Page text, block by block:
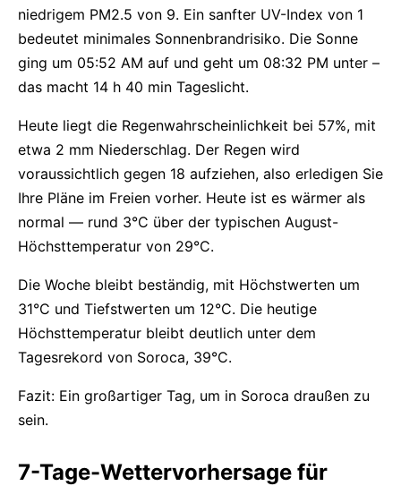
niedrigem PM2.5 von 9. Ein sanfter UV-Index von 1
bedeutet minimales Sonnenbrandrisiko. Die Sonne
ging um 05:52 AM auf und geht um 08:32 PM unter –
das macht 14 h 40 min Tageslicht.
Heute liegt die Regenwahrscheinlichkeit bei 57%, mit
etwa 2 mm Niederschlag. Der Regen wird
voraussichtlich gegen 18 aufziehen, also erledigen Sie
Ihre Pläne im Freien vorher. Heute ist es wärmer als
normal — rund 3°C über der typischen August-
Höchsttemperatur von 29°C.
Die Woche bleibt beständig, mit Höchstwerten um
31°C und Tiefstwerten um 12°C. Die heutige
Höchsttemperatur bleibt deutlich unter dem
Tagesrekord von Soroca, 39°C.
Fazit: Ein großartiger Tag, um in Soroca draußen zu
sein.
7-Tage-Wettervorhersage für